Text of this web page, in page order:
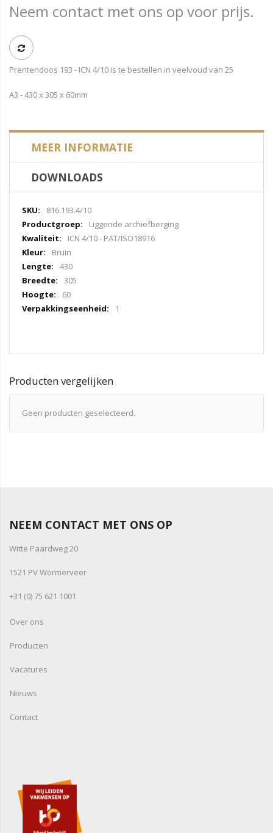
Neem contact met ons op voor prijs.
Prentendoos 193 - ICN 4/10 is te bestellen in veelvoud van 25
A3 - 430 x 305 x 60mm
MEER INFORMATIE
DOWNLOADS
Meer
informatie
816.193.4/10
Liggende archiefberging
ICN 4/10 - PAT/ISO18916
Bruin
430
305
60
1
Producten vergelijken
Geen producten geselecteerd.
NEEM CONTACT MET ONS OP
Witte Paardweg 20
1521 PV Wormerveer
+31 (0) 75 621 1001
Over ons
Producten
Vacatures
Nieuws
Contact